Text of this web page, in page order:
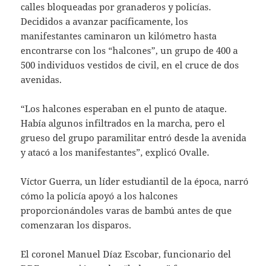
calles bloqueadas por granaderos y policías.
Decididos a avanzar pacíficamente, los
manifestantes caminaron un kilómetro hasta
encontrarse con los “halcones”, un grupo de 400 a
500 individuos vestidos de civil, en el cruce de dos
avenidas.
“Los halcones esperaban en el punto de ataque.
Había algunos infiltrados en la marcha, pero el
grueso del grupo paramilitar entró desde la avenida
y atacó a los manifestantes”, explicó Ovalle.
Víctor Guerra, un líder estudiantil de la época, narró
cómo la policía apoyó a los halcones
proporcionándoles varas de bambú antes de que
comenzaran los disparos.
El coronel Manuel Díaz Escobar, funcionario del